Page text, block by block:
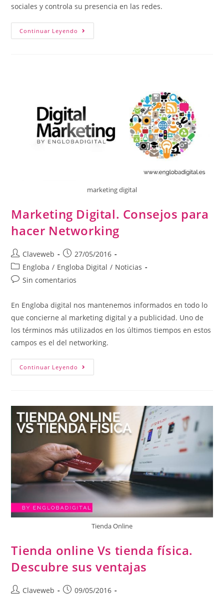
sociales y controla su presencia en las redes.
Continuar Leyendo
marketing digital
Marketing Digital. Consejos para
hacer Networking
Claveweb
27/05/2016
Engloba / Engloba Digital / Noticias
Sin comentarios
En Engloba digital nos mantenemos informados en todo lo
que concierne al marketing digital y a publicidad. Uno de
los términos más utilizados en los últimos tiempos en estos
campos es el del networking.
Continuar Leyendo
Tienda Online
Tienda online Vs tienda física.
Descubre sus ventajas
Claveweb 09/05/2016